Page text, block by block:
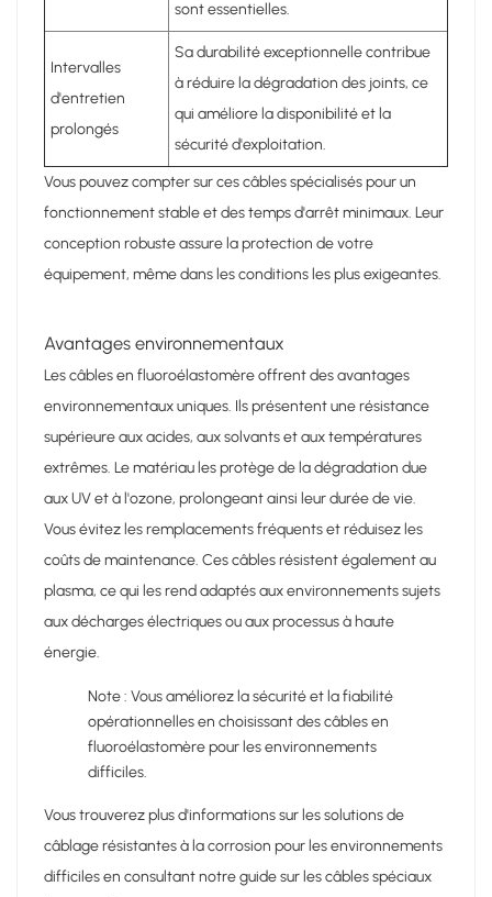
sont essentielles.
Intervalles
d'entretien
prolongés
Sa durabilité exceptionnelle contribue
à réduire la dégradation des joints, ce
qui améliore la disponibilité et la
sécurité d'exploitation.
Vous pouvez compter sur ces câbles spécialisés pour un
fonctionnement stable et des temps d'arrêt minimaux. Leur
conception robuste assure la protection de votre
équipement, même dans les conditions les plus exigeantes.
Avantages environnementaux
Les câbles en fluoroélastomère offrent des avantages
environnementaux uniques. Ils présentent une résistance
supérieure aux acides, aux solvants et aux températures
extrêmes. Le matériau les protège de la dégradation due
aux UV et à l'ozone, prolongeant ainsi leur durée de vie.
Vous évitez les remplacements fréquents et réduisez les
coûts de maintenance. Ces câbles résistent également au
plasma, ce qui les rend adaptés aux environnements sujets
aux décharges électriques ou aux processus à haute
énergie.
Note : Vous améliorez la sécurité et la fiabilité
opérationnelles en choisissant des câbles en
fluoroélastomère pour les environnements
difficiles.
Vous trouverez plus d'informations sur les solutions de
câblage résistantes à la corrosion pour les environnements
difficiles en consultant notre guide sur les câbles spéciaux